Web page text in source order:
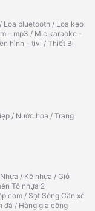
/ Loa bluetooth / Loa kẹo
- mp3 / Mic karaoke -
hình - tivi / Thiết Bị
/ Nước hoa / Trang
/ Kệ nhựa / Giỏ
Tô nhựa 2
cơm / Sọt Sóng Cần xé
đá / Hàng gia công